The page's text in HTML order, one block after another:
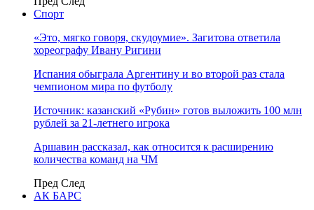
Спорт
«Это, мягко говоря, скудоумие». Загитова ответила
хореографу Ивану Ригини
Испания обыграла Аргентину и во второй раз стала
чемпионом мира по футболу
Источник: казанский «Рубин» готов выложить 100 млн
рублей за 21-летнего игрока
Аршавин рассказал, как относится к расширению
количества команд на ЧМ
Пред След
АК БАРС